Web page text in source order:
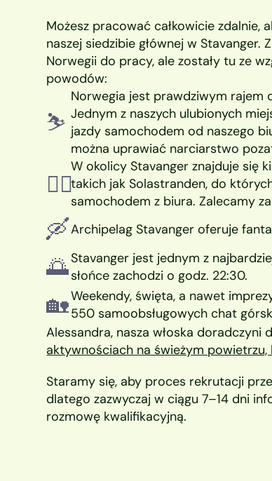
Możesz pracować całkowicie
naszej siedzibie głównej w
Norwegii do pracy, ale zostały tu ze
powodów:
⛷
Norwegia jest prawdziwym rajem
Jednym z naszych ulubionych
jazdy samochodem od naszego
można uprawiać narciarstwo
🏄‍♀️
W okolicy Stavanger znajduje się
takich jak Solastranden, do
samochodem z biura. Zalecamy
🛶Archipelag Stavanger oferuje
🌅Stavanger jest jednym z
słońce zachodzi o godz. 22:30.
🏡
Weekendy, święta, a nawet
550 samoobsługowych chat
Alessandra, nasza włoska doradczyni
aktywnościach na świeżym
Staramy się, aby proces rekrutacji
dlatego zazwyczaj w ciągu 7–14 dni
rozmowę kwalifikacyjną.